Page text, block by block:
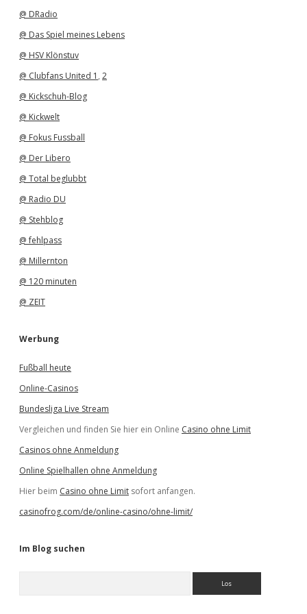
@ DRadio
@ Das Spiel meines Lebens
@ HSV Klönstuv
@ Clubfans United 1 , 2
@ Kickschuh-Blog
@ Kickwelt
@ Fokus Fussball
@ Der Libero
@ Total beglubbt
@ Radio DU
@ Stehblog
@ fehlpass
@ Millernton
@ 120 minuten
@ ZEIT
Werbung
Fußball heute
Online-Casinos
Bundesliga Live Stream
Vergleichen und finden Sie hier ein Online Casino ohne Limit
Casinos ohne Anmeldung
Online Spielhallen ohne Anmeldung
Hier beim Casino ohne Limit sofort anfangen.
casinofrog.com/de/online-casino/ohne-limit/
Im Blog suchen